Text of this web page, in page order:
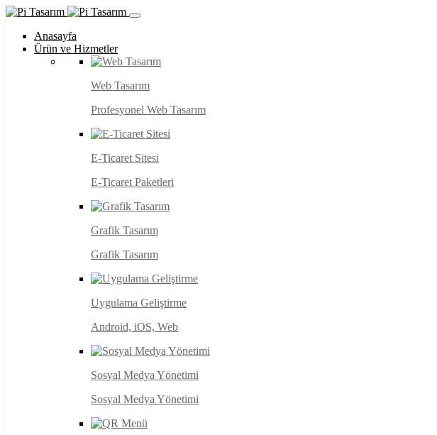
Anasayfa
Ürün ve Hizmetler
Web Tasarım
Profesyonel Web Tasarım
E-Ticaret Sitesi
E-Ticaret Paketleri
Grafik Tasarım
Grafik Tasarım
Uygulama Geliştirme
Android, iOS, Web
Sosyal Medya Yönetimi
Sosyal Medya Yönetimi